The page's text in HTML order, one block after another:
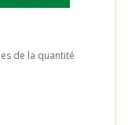
de la quantité